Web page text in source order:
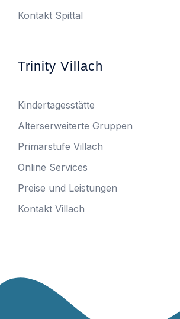
Kontakt Spittal
Trinity Villach
Kindertagesstätte
Alterserweiterte Gruppen
Primarstufe Villach
Online Services
Preise und Leistungen
Kontakt Villach